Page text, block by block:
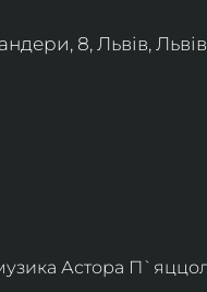
8, Львів,
Астора